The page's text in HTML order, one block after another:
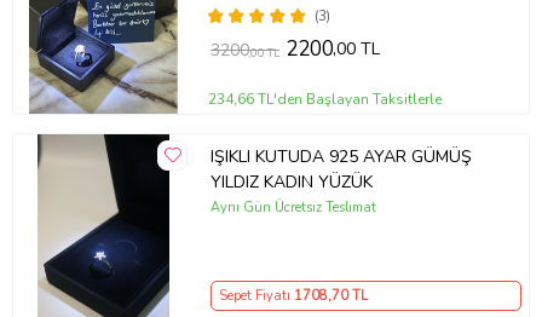
(3)
3200,00 TL 2200,00 TL
234,66 TL'den Başlayan Taksitlerle
IŞIKLI KUTUDA 925 AYAR GÜMÜŞ
YILDIZ KADIN YÜZÜK
Aynı Gün Ücretsiz Teslimat
Sepet Fiyatı 1708,70 TL